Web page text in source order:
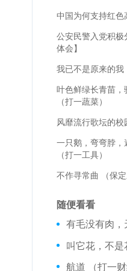
中国为何支持红色
公安民警入党积
体会】
我已不是原来的我
叶色鲜绿长青苗，
（打一蔬菜）
风靡流行歌坛的校
一只鹅，弯弯脖，
（打一工具）
不作寻常曲 （保定
随便看看
航道 （打一财